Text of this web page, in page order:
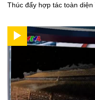
Thúc đẩy hợp tác toàn